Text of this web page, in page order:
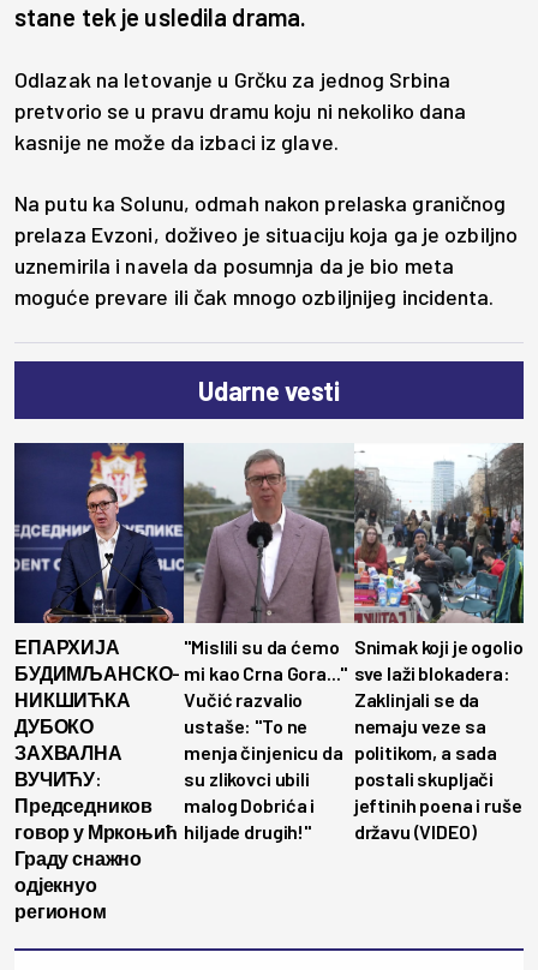
stane tek je usledila drama.
Odlazak na letovanje u Grčku za jednog Srbina
pretvorio se u pravu dramu koju ni nekoliko dana
kasnije ne može da izbaci iz glave.
Na putu ka Solunu, odmah nakon prelaska graničnog
prelaza Evzoni, doživeo je situaciju koja ga je ozbiljno
uznemirila i navela da posumnja da je bio meta
moguće prevare ili čak mnogo ozbiljnijeg incidenta.
Udarne vesti
ЕПАРХИЈА
БУДИМЉАНСКО-
НИКШИЋКА
ДУБОКО
ЗАХВАЛНА
ВУЧИЋУ:
Председников
говор у Мркоњић
Граду снажно
одјекнуо
регионом
"Mislili su da ćemo
mi kao Crna Gora..."
Vučić razvalio
ustaše: "To ne
menja činjenicu da
su zlikovci ubili
malog Dobrića i
hiljade drugih!"
Snimak koji je ogolio
sve laži blokadera:
Zaklinjali se da
nemaju veze sa
politikom, a sada
postali skupljači
jeftinih poena i ruše
državu (VIDEO)